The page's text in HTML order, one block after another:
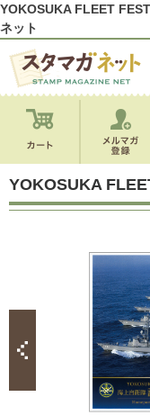
YOKOSUKA FLEET
ネット
YOKOSUKA